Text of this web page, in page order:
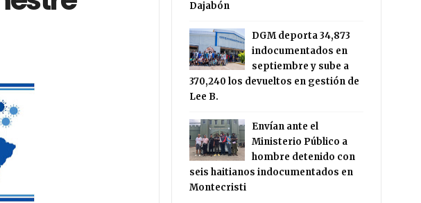
Dajabón
DGM deporta 34,873
indocumentados en
septiembre y sube a
370,240 los devueltos en gestión de
Lee B.
Envían ante el
Ministerio Público a
hombre detenido con
seis haitianos indocumentados en
Montecristi